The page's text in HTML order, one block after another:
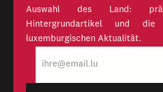
Auswahl des Land:
Hintergrundartikel und die
luxemburgischen Aktualität.
Mail